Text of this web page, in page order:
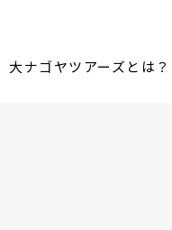
大ナゴヤツアーズとは？